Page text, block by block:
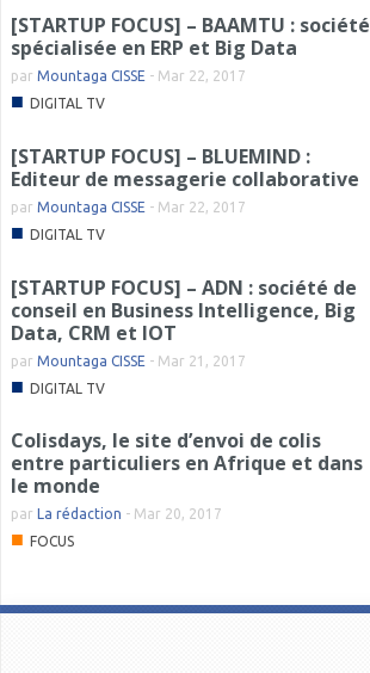
[STARTUP FOCUS] – BAAMTU : société
spécialisée en ERP et Big Data
par Mountaga CISSE - Mar 22, 2017
■ DIGITAL TV
[STARTUP FOCUS] – BLUEMIND :
Editeur de messagerie collaborative
par Mountaga CISSE - Mar 22, 2017
■ DIGITAL TV
[STARTUP FOCUS] – ADN : société de
conseil en Business Intelligence, Big
Data, CRM et IOT
par Mountaga CISSE - Mar 21, 2017
■ DIGITAL TV
Colisdays, le site d’envoi de colis
entre particuliers en Afrique et dans
le monde
par La rédaction - Mar 20, 2017
■ FOCUS